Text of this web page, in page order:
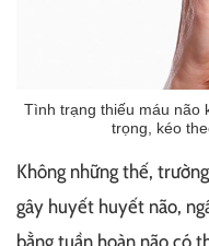
Tình trạng thiếu máu não
trọng, kéo
Không những thế,
gây huyết huyết não,